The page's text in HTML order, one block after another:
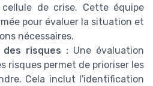
de crise. Cette équipe
pour évaluer la situation et
nécessaires.
des risques : Une évaluation
risques permet de prioriser les
Cela inclut l'identification